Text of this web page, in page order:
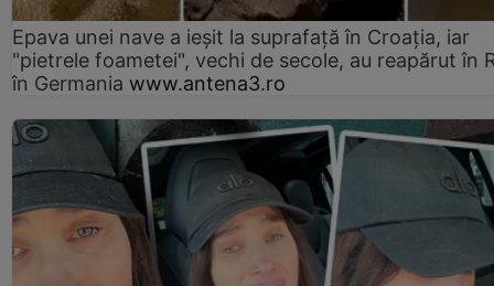
Epava unei nave a ieșit la suprafață în Croația, iar
"pietrele foametei", vechi de secole, au reapărut în
în Germania www.antena3.ro